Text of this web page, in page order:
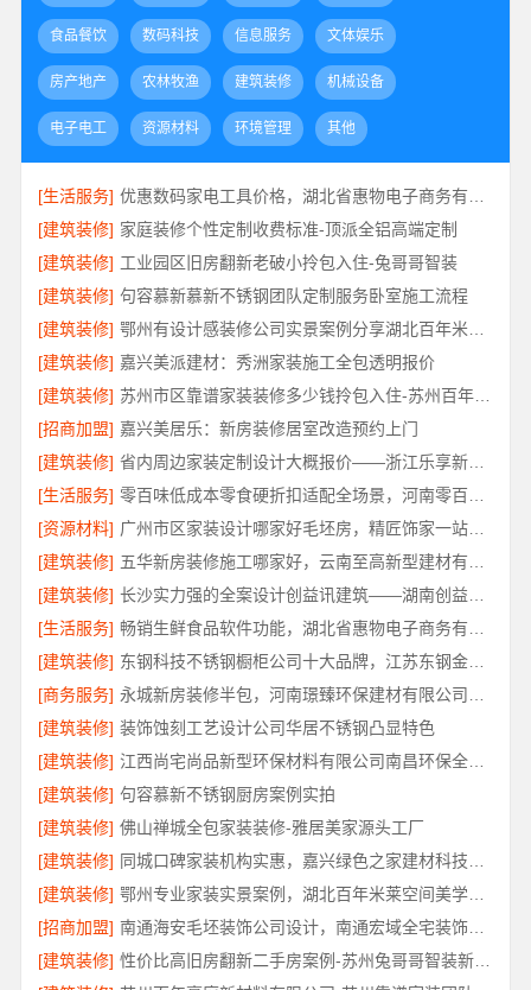
食品餐饮 数码科技 信息服务 文体娱乐
房产地产 农林牧渔 建筑装修 机械设备
电子电工 资源材料 环境管理 其他
[生活服务]
[建筑装修] 家庭装修个性定制收费标准-顶派全铝高端定制
[建筑装修] 工业园区旧房翻新老破小拎包入住-兔哥哥智装
[建筑装修] 句容慕新慕新不锈钢团队定制服务卧室施工流程
[建筑装修]
鄂州有设计感装修公司实景案例分享湖北百年米莱空间美学装饰材料有限公司
[建筑装修] 嘉兴美派建材：秀洲家装施工全包透明报价
[建筑装修]
苏州市区靠谱家装装修多少钱拎包入住-苏州百年豪庭新材料有限公司
[招商加盟] 嘉兴美居乐：新房装修居室改造预约上门
[建筑装修]
省内周边家装定制设计大概报价——浙江乐享新材料
[生活服务]
[资源材料]
广州市区家装设计哪家好毛坯房，精匠饰家一站式整装
[建筑装修]
[建筑装修]
[生活服务]
[建筑装修]
东钢科技不锈钢橱柜公司十大品牌，江苏东钢金属科技有限公司
[商务服务]
[建筑装修] 装饰蚀刻工艺设计公司华居不锈钢凸显特色
[建筑装修]
江西尚宅尚品新型环保材料有限公司南昌环保全屋定制口碑
[建筑装修] 句容慕新不锈钢厨房案例实拍
[建筑装修] 佛山禅城全包家装装修-雅居美家源头工厂
[建筑装修]
[建筑装修]
鄂州专业家装实景案例，湖北百年米莱空间美学装饰材料有限公司
[招商加盟]
南通海安毛坯装饰公司设计，南通宏域全宅装饰建材有限公司
[建筑装修]
性价比高旧房翻新二手房案例-苏州兔哥哥智装新材料